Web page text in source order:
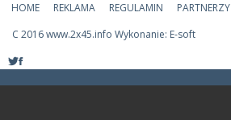
HOME REKLAMA REGULAMIN PARTNERZY
C 2016 www.2x45.info Wykonanie: E-soft